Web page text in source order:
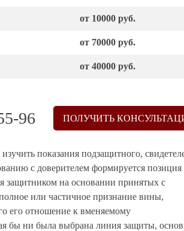
от 10000 руб.
от 70000 руб.
от 40000 руб.
96 ПОЛУЧИТЬ
показания подзащитного,
с доверителем формируется позиция
защитником на основании принятых с
или частичное признание вины,
его отношение к вменяемому
бы ни была выбрана линия защиты,